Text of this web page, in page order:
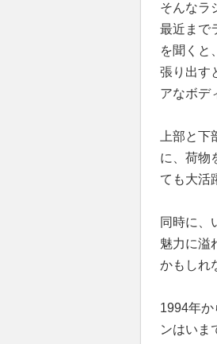
そんなラ
最近まで
を聞くと
張り出す
アなボデ
上部と
に、荷物
ても大活
同時に、
魅力に溢
かもしれ
1994年
ンはいま